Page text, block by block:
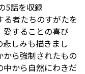
5話を収録
者たちのすがたを
することの喜び
しみも描きまし
ら強制されたもの
から自然にわきだ